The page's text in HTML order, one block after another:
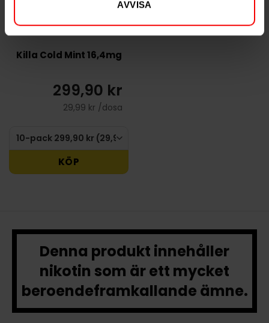
AVVISA
Killa Cold Mint 16,4mg
299,90 kr
29,99 kr /dosa
KÖP
Denna produkt innehåller
nikotin som är ett mycket
beroendeframkallande ämne.